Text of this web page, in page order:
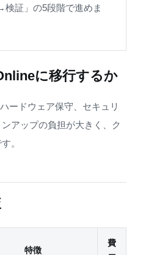
証」の5段階で進めま
に移行するか
ードウェア保守、セキュリ
アップの負担が大きく、ク
。
特徴
費